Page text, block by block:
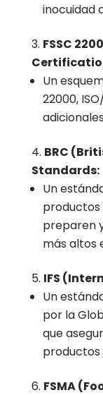
inocuidad
FSSC
Un
22000,
BRC
Standards:
Un
productos
preparen
más altos
IFS
Un
por la
que
productos
FSMA